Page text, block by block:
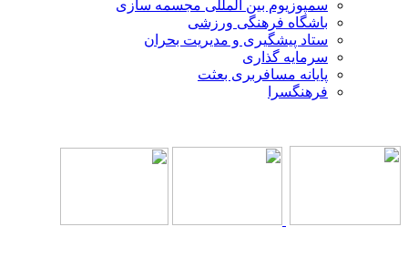
سمپوزیوم بین المللی مجسمه سازی
باشگاه فرهنگی ورزشی
ستاد پیشگیری و مدیریت بحران
سرمایه گذاری
پایانه مسافربری بعثت
فرهنگسرا